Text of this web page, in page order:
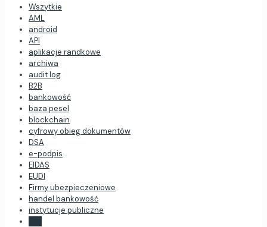
Wszytkie
AML
android
API
aplikacje randkowe
archiwa
audit log
B2B
bankowość
baza pesel
blockchain
cyfrowy obieg dokumentów
DSA
e-podpis
EIDAS
EUDI
Firmy ubezpieczeniowe
handel bankowość
instytucje publiczne